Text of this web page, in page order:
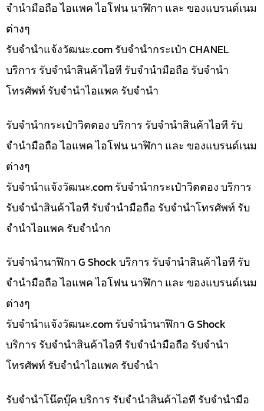
จำนำมือถือ ไอแพค ไอโฟน นาฬิกา และ ของแบรนด์เนม
ต่างๆ
รับจํานําแจ้งวัฒนะ.com รับจำนำกระเป๋า CHANEL
บริการ รับจำนำสินค้าไอที รับจำนำมือถือ รับจำนำ
โทรศัพท์ รับจำนำไอแพค รับจำนำ
รับจำนำกระเป๋าวิตตอง บริการ รับจำนำสินค้าไอที รับ
จำนำมือถือ ไอแพค ไอโฟน นาฬิกา และ ของแบรนด์เนม
ต่างๆ
รับจํานําแจ้งวัฒนะ.com รับจำนำกระเป๋าวิตตอง บริการ
รับจำนำสินค้าไอที รับจำนำมือถือ รับจำนำโทรศัพท์ รับ
จำนำไอแพค รับจำนำก
รับจำนำนาฬิกา G Shock บริการ รับจำนำสินค้าไอที รับ
จำนำมือถือ ไอแพค ไอโฟน นาฬิกา และ ของแบรนด์เนม
ต่างๆ
รับจํานําแจ้งวัฒนะ.com รับจำนำนาฬิกา G Shock
บริการ รับจำนำสินค้าไอที รับจำนำมือถือ รับจำนำ
โทรศัพท์ รับจำนำไอแพค รับจำนำ
รับจำนำโน๊ตบุ๊ค บริการ รับจำนำสินค้าไอที รับจำนำมือ